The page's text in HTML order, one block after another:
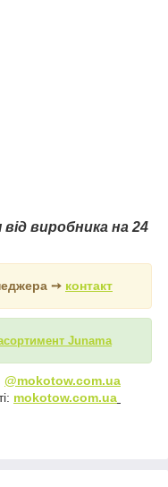
виробника на 24
➙ контакт
Junama
@mokotow.com.ua
mokotow.com.ua